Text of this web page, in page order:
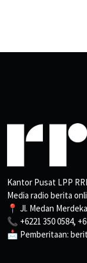
Kantor Pusat LPP RRI
Media radio berita
📍 Jl. Medan
📞 +6221 350 0584,
📩 Pemberitaan: